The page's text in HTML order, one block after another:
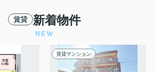
賃貸 新着物件
NEW
賃貸マンション